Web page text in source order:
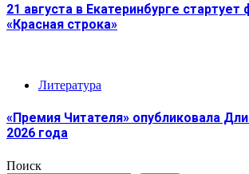
21 августа в Екатеринбурге стартует
«Красная строка»
Литература
«Премия Читателя» опубликовала
2026 года
Поиск